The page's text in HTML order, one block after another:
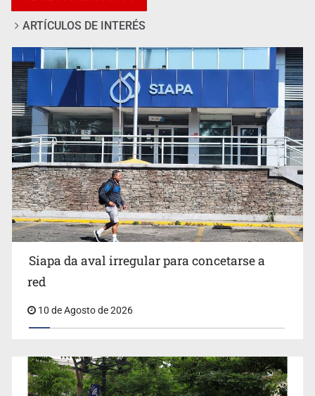
Invidentes acusan evasión de SSAS en suspensión
expedientes
ARTÍCULOS DE INTERÉS
Siapa da aval irregular para concetarse a
red
10 de Agosto de 2026